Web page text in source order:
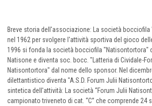
Breve storia dell'associazione: La società bocciofila
nel 1962 per svolgere l'attività sportiva del gioco
1996 si fonda la società bocciofila "Natisontortora"
Natisone e diventa soc. bocc. "Latteria di Cividale-
Natisontortora" dal nome dello sponsor. Nel
dilettantistico diventa "A.S.D. Forum Julii
sintetica dell'attività: La società “Forum Julii
campionato triveneto di cat. “C” che comprende 24